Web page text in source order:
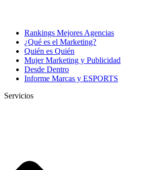
Rankings Mejores Agencias
¿Qué es el Marketing?
Quién es Quién
Mujer Marketing y Publicidad
Desde Dentro
Informe Marcas y ESPORTS
Servicios